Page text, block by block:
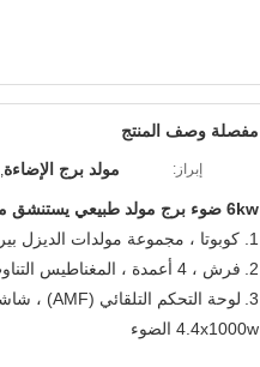
مفصلة وصف المنتج
إبراز: مولد برج الإضاءة,
6kw ضوء برج مولد طبيعي يستنشق مولد الإضاءة
1. كوبوتا ، مجموعة مولدات الديزل بيركنز
2. فرش ، 4 أعمدة ، المغناطيس التناوب. ستامفورد المولد
3. لوحة التحكم التلقائي (AMF) ، شاشة LCD
4.4x1000w الضوء